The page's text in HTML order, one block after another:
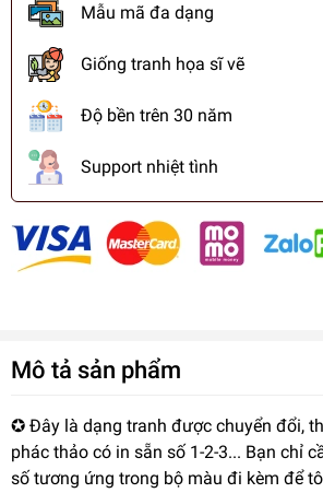
Mẫu mã đa dạng
Giống tranh họa sĩ vẽ
Độ bền trên 30 năm
Support nhiệt tình
Mô tả sản phẩm
✪ Đây là dạng tranh được chuyển đổi,
phác thảo có in sẵn số 1-2-3... Bạn chỉ
số tương ứng trong bộ màu đi kèm để